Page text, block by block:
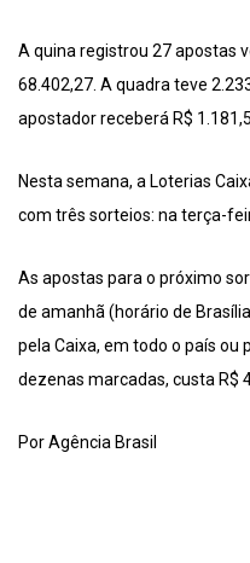
A quina registrou 27 apostas
68.402,27. A quadra teve
apostador receberá R$
Nesta semana, a Loterias
com três sorteios: na terça-
As apostas para o próximo
de amanhã (horário de
pela Caixa, em todo o país ou
dezenas marcadas, custa R$
Por Agência Brasil